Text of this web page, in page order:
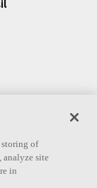
of
analyze site
in